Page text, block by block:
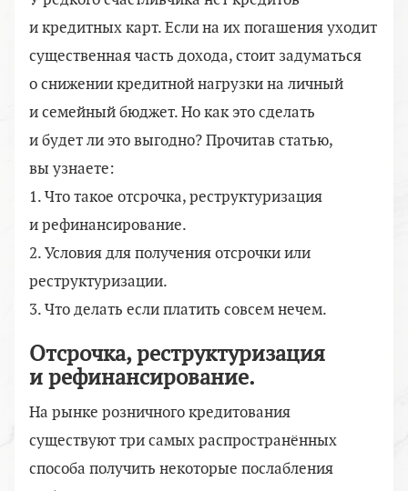
и кредитных карт. Если на их погашения уходит
существенная часть дохода, стоит задуматься
о снижении кредитной нагрузки на личный
и семейный бюджет. Но как это сделать
и будет ли это выгодно? Прочитав статью,
вы узнаете:
1. Что такое отсрочка, реструктуризация
и рефинансирование.
2. Условия для получения отсрочки или
реструктуризации.
3. Что делать если платить совсем нечем.
Отсрочка, реструктуризация
и рефинансирование.
На рынке розничного кредитования
существуют три самых распространённых
способа получить некоторые послабления